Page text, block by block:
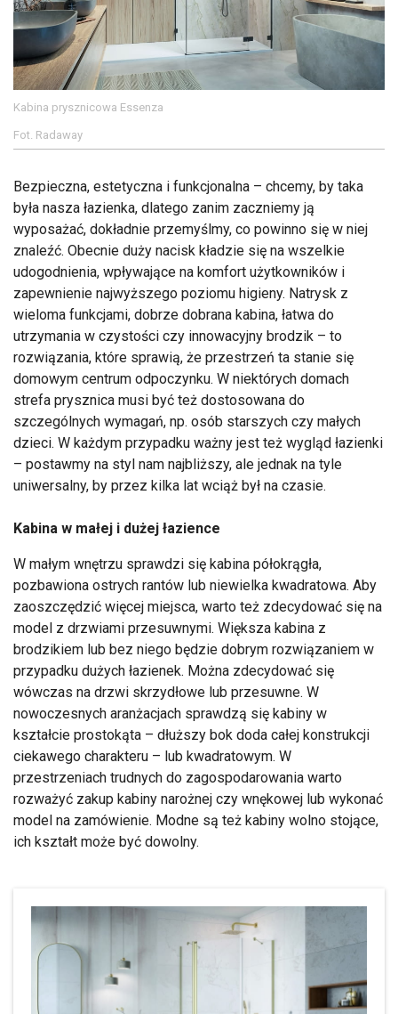
Kabina prysznicowa Essenza
Fot. Radaway
Bezpieczna, estetyczna i funkcjonalna – chcemy, by taka
była nasza łazienka, dlatego zanim zaczniemy ją
wyposażać, dokładnie przemyślmy, co powinno się w niej
znaleźć. Obecnie duży nacisk kładzie się na wszelkie
udogodnienia, wpływające na komfort użytkowników i
zapewnienie najwyższego poziomu higieny. Natrysk z
wieloma funkcjami, dobrze dobrana kabina, łatwa do
utrzymania w czystości czy innowacyjny brodzik – to
rozwiązania, które sprawią, że przestrzeń ta stanie się
domowym centrum odpoczynku. W niektórych domach
strefa prysznica musi być też dostosowana do
szczególnych wymagań, np. osób starszych czy małych
dzieci. W każdym przypadku ważny jest też wygląd łazienki
– postawmy na styl nam najbliższy, ale jednak na tyle
uniwersalny, by przez kilka lat wciąż był na czasie.
Kabina w małej i dużej łazience
W małym wnętrzu sprawdzi się kabina półokrągła,
pozbawiona ostrych rantów lub niewielka kwadratowa. Aby
zaoszczędzić więcej miejsca, warto też zdecydować się na
model z drzwiami przesuwnymi. Większa kabina z
brodzikiem lub bez niego będzie dobrym rozwiązaniem w
przypadku dużych łazienek. Można zdecydować się
wówczas na drzwi skrzydłowe lub przesuwne. W
nowoczesnych aranżacjach sprawdzą się kabiny w
kształcie prostokąta – dłuższy bok doda całej konstrukcji
ciekawego charakteru – lub kwadratowym. W
przestrzeniach trudnych do zagospodarowania warto
rozważyć zakup kabiny narożnej czy wnękowej lub wykonać
model na zamówienie. Modne są też kabiny wolno stojące,
ich kształt może być dowolny.